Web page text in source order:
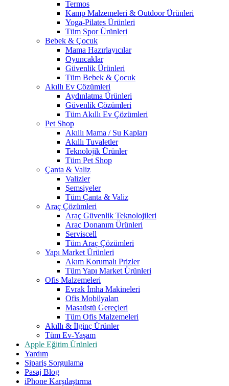
Termos
Kamp Malzemeleri & Outdoor Ürünleri
Yoga-Pilates Ürünleri
Tüm Spor Ürünleri
Bebek & Çocuk
Mama Hazırlayıcılar
Oyuncaklar
Güvenlik Ürünleri
Tüm Bebek & Çocuk
Akıllı Ev Çözümleri
Aydınlatma Ürünleri
Güvenlik Çözümleri
Tüm Akıllı Ev Çözümleri
Pet Shop
Akıllı Mama / Su Kapları
Akıllı Tuvaletler
Teknolojik Ürünler
Tüm Pet Shop
Çanta & Valiz
Valizler
Şemsiyeler
Tüm Çanta & Valiz
Araç Çözümleri
Araç Güvenlik Teknolojileri
Araç Donanım Ürünleri
Serviscell
Tüm Araç Çözümleri
Yapı Market Ürünleri
Akım Korumalı Prizler
Tüm Yapı Market Ürünleri
Ofis Malzemeleri
Evrak İmha Makineleri
Ofis Mobilyaları
Masaüstü Gereçleri
Tüm Ofis Malzemeleri
Akıllı & İlginç Ürünler
Tüm Ev-Yaşam
Apple Eğitim Ürünleri
Yardım
Sipariş Sorgulama
Pasaj Blog
iPhone Karşılaştırma